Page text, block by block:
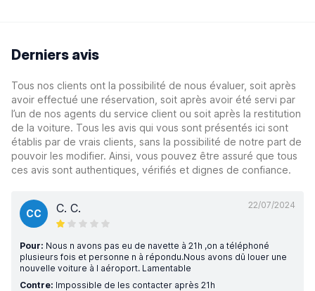
Derniers avis
Tous nos clients ont la possibilité de nous évaluer, soit après
avoir effectué une réservation, soit après avoir été servi par
l’un de nos agents du service client ou soit après la restitution
de la voiture. Tous les avis qui vous sont présentés ici sont
établis par de vrais clients, sans la possibilité de notre part de
pouvoir les modifier. Ainsi, vous pouvez être assuré que tous
ces avis sont authentiques, vérifiés et dignes de confiance.
22/07/2024
CC C. C.
Pour: Nous n avons pas eu de navette à 21h ,on a téléphoné
plusieurs fois et personne n à répondu.Nous avons dû louer une
nouvelle voiture à l aéroport. Lamentable
Contre: Impossible de les contacter après 21h